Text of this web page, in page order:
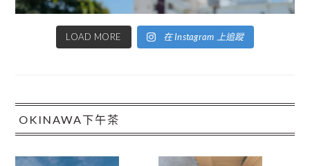
LOAD MORE 在 Instagram 上追蹤
OKINAWA下午茶